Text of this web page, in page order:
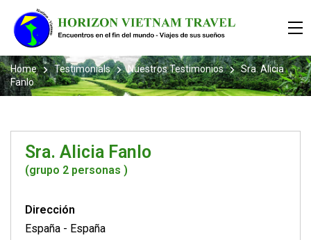
Home Testimonials Nuestros Testimonios
Sra. Alicia
Fanlo
Sra. Alicia Fanlo
(grupo 2 personas )
Dirección
España - España